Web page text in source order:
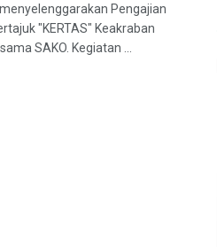
Pengajian
"KERTAS" Keakraban
SAKO. Kegiatan ...